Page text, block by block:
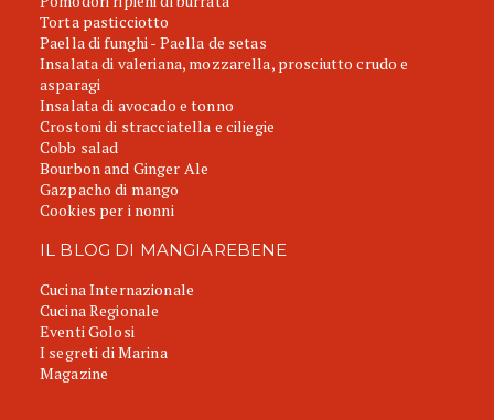
Torta pasticciotto
Paella di funghi - Paella de setas
Insalata di valeriana, mozzarella, prosciutto crudo e
asparagi
Insalata di avocado e tonno
Crostoni di stracciatella e ciliegie
Cobb salad
Bourbon and Ginger Ale
Gazpacho di mango
Cookies per i nonni
IL BLOG DI MANGIAREBENE
Cucina Internazionale
Cucina Regionale
Eventi Golosi
I segreti di Marina
Magazine